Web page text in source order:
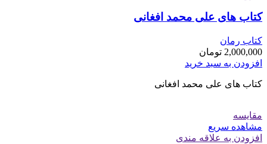
کتاب های علی محمد افغانی
کتاب رمان
2,000,000 تومان
افزودن به سبد خرید
کتاب های علی محمد افغانی
مقایسه
مشاهده سریع
افزودن به علاقه مندی